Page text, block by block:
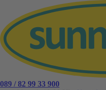
089 / 82 99 33 900